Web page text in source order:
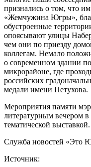
признались о том, что
«Жемчужина Югры»,
обустроенные
опоясывают улицы
чем они по приезду
коллегам. Немало
о современном здании
микрорайоне, где
российских
медали имени Петухова.
Мероприятия памяти
литературным вечером в
тематической выставкой.
Служба новостей «Это
Источник: